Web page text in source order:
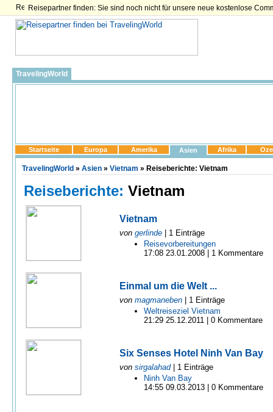
Reisepartner finden: Sie sind noch nicht für unsere neue kostenlose
TravelingWorld
Startseite Europa Amerika Asien Afrika
TravelingWorld » Asien » Vietnam » Reiseberichte: Vietnam
Reiseberichte: Vietnam
Vietnam
von gerlinde | 1 Einträge
Reisevorbereitungen
17:08 23.01.2008 | 1 Kommentare
Einmal um die Welt ...
von magmaneben | 1 Einträge
Weltreiseziel Vietnam
21:29 25.12.2011 | 0 Kommentare
Six Senses Hotel Ninh Van Bay
von sirgalahad| 1 Einträge
Ninh Van Bay
14:55 09.03.2013 | 0 Kommentare